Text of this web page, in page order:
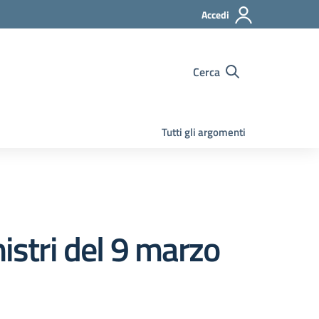
Accedi
Cerca
Tutti gli argomenti
del 9 marzo